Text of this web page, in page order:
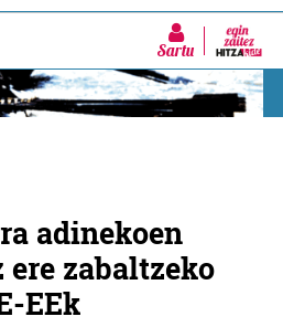
Sartu
adinekoen
zabaltzeko
EEk